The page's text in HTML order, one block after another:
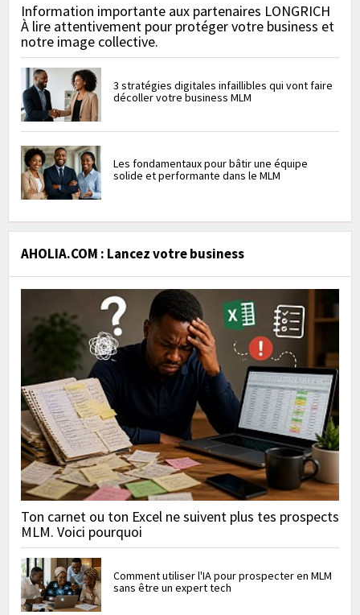
Information importante aux partenaires LONGRICH
À lire attentivement pour protéger votre business et
notre image collective.
3 stratégies digitales infaillibles qui vont faire
décoller votre business MLM
Les fondamentaux pour bâtir une équipe
solide et performante dans le MLM
AHOLIA.COM : Lancez votre business
Ton carnet ou ton Excel ne suivent plus tes prospects
MLM. Voici pourquoi
Comment utiliser l'IA pour prospecter en MLM
sans être un expert tech